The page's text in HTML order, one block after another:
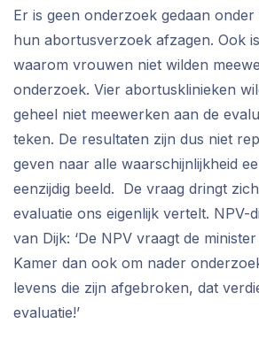
Er is geen onderzoek gedaan
hun abortusverzoek afzagen. Ook
waarom vrouwen niet wilden
onderzoek. Vier abortusklinieken
geheel niet meewerken aan de
teken. De resultaten zijn dus niet
geven naar alle waarschijnlijkheid
eenzijdig beeld. De vraag dringt
evaluatie ons eigenlijk vertelt. NPV-
van Dijk: ‘De NPV vraagt de
Kamer dan ook om nader
levens die zijn afgebroken, dat
evaluatie!’